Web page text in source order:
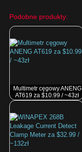
Podobne produkty:
Multimetr cęgowy ANENG
AT619 za $10.99 / ~43zł